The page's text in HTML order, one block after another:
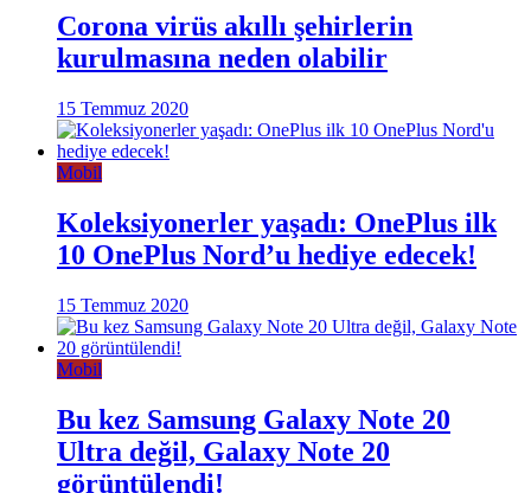
Corona virüs akıllı şehirlerin
kurulmasına neden olabilir
15 Temmuz 2020
Mobil
Koleksiyonerler yaşadı: OnePlus ilk
10 OnePlus Nord’u hediye edecek!
15 Temmuz 2020
Mobil
Bu kez Samsung Galaxy Note 20
Ultra değil, Galaxy Note 20
görüntülendi!